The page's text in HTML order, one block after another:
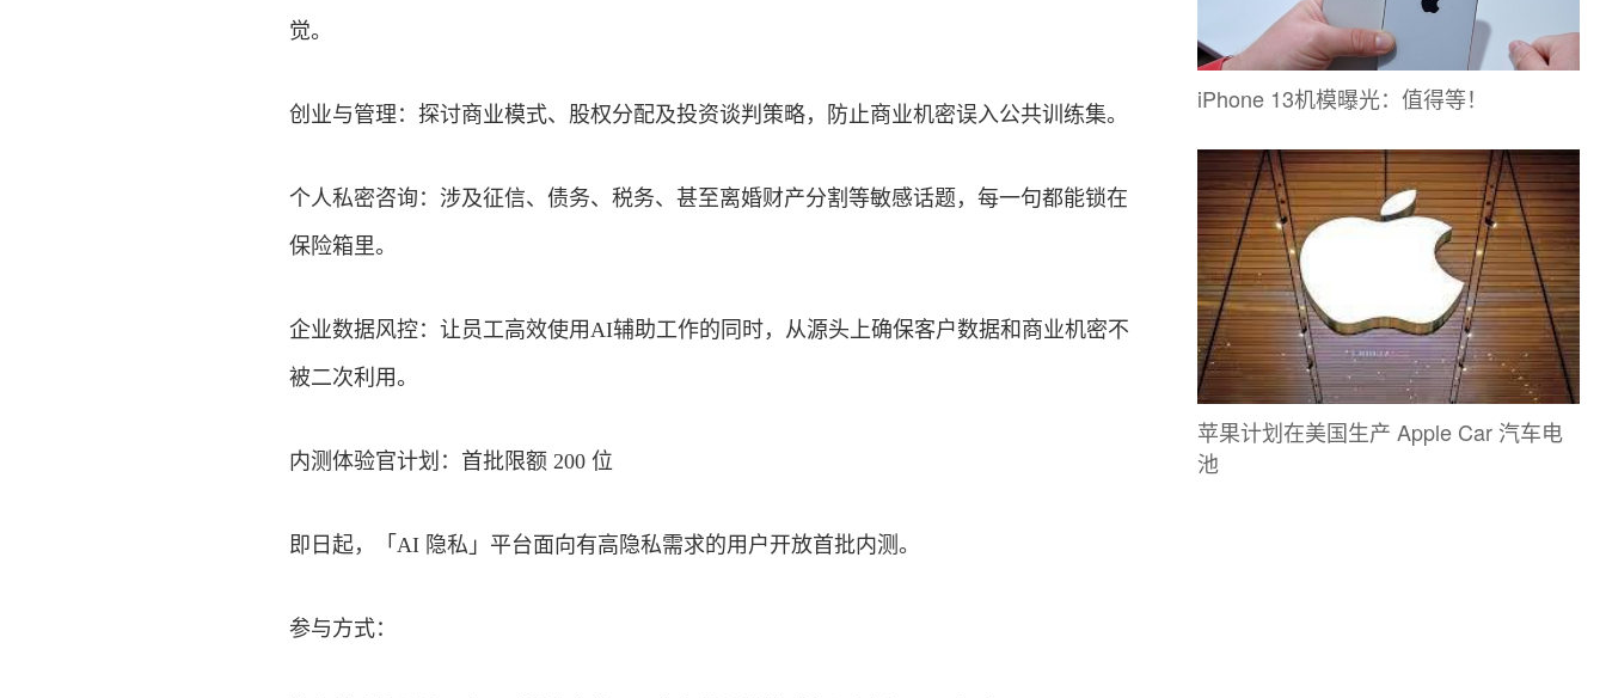
觉。
创业与管理：探讨商业模式、股权分配及投资谈判策略，防止商业机密误入公共训练集。
个人私密咨询：涉及征信、债务、税务、甚至离婚财产分割等敏感话题，每一句都能锁在
保险箱里。
企业数据风控：让员工高效使用AI辅助工作的同时，从源头上确保客户数据和商业机密不
被二次利用。
内测体验官计划：首批限额 200 位
即日起，「AI 隐私」平台面向有高隐私需求的用户开放首批内测。
参与方式：
iPhone 13机模曝光：值得等！
苹果计划在美国生产 Apple Car 汽车电
池